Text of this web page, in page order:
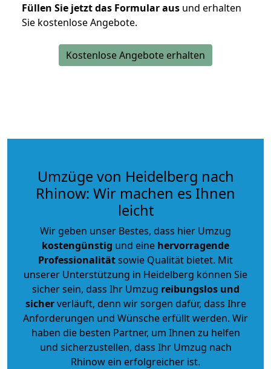
Füllen Sie jetzt das Formular aus und erhalten
Sie kostenlose Angebote.
Kostenlose Angebote erhalten
Umzüge von Heidelberg nach
Rhinow: Wir machen es Ihnen
leicht
Wir geben unser Bestes, dass hier Umzug
kostengünstig und eine hervorragende
Professionalitätsowie Qualität bietet. Mit
unserer Unterstützung in Heidelberg können Sie
sicher sein, dass Ihr Umzug reibungslos und
sicherverläuft, denn wir sorgen dafür, dass Ihre
Anforderungen und Wünsche erfüllt werden. Wir
haben die besten Partner, um Ihnen zu helfen
und sicherzustellen, dass Ihr Umzug nach
Rhinow ein erfolgreicher ist.